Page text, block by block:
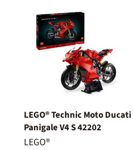
LEGO® Technic Moto Ducati
Panigale V4 S 42202
LEGO®